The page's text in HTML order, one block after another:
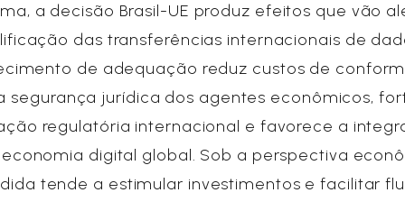
a decisão Brasil-UE produz efeitos que vão
das transferências internacionais de
de adequação reduz custos de
segurança jurídica dos agentes econômicos,
regulatória internacional e favorece a
economia digital global. Sob a perspectiva
tende a estimular investimentos e facilitar